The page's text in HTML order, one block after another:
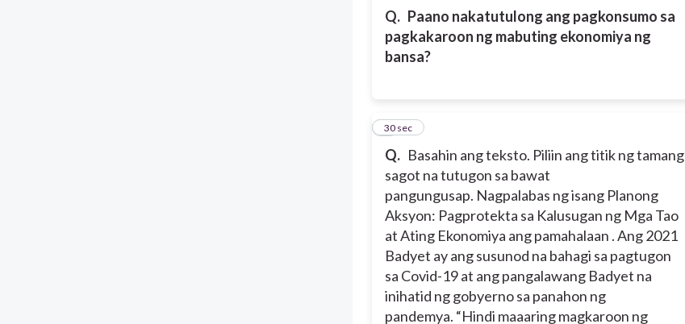
Q. Paano nakatutulong ang pagkonsumo sa
pagkakaroon ng mabuting ekonomiya ng
bansa?
Q. Basahin ang teksto. Piliin ang titik ng tamang
sagot na tutugon sa bawat
pangungusap. Nagpalabas ng isang Planong
Aksyon: Pagprotekta sa Kalusugan ng Mga Tao
at Ating Ekonomiya ang pamahalaan . Ang 2021
Badyet ay ang susunod na bahagi sa pagtugon
sa Covid-19 at ang pangalawang Badyet na
inihatid ng gobyerno sa panahon ng
pandemya. “Hindi maaaring magkaroon ng
6
30 sec